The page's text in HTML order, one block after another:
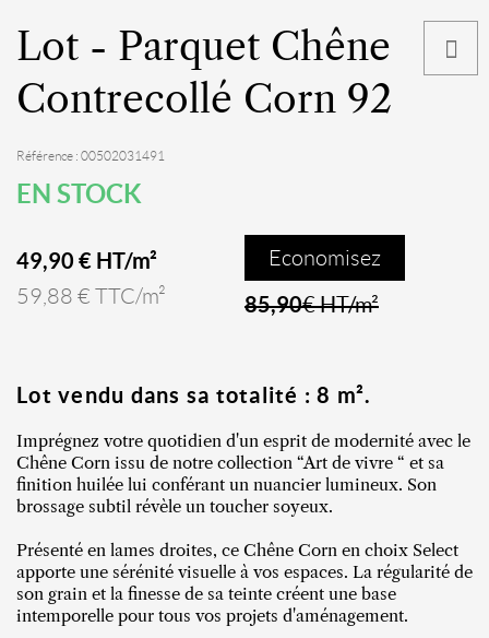
Lot - Parquet Chêne
Contrecollé Corn 92
Référence : 00502031491
EN STOCK
49,90 € HT/m²
59,88 € TTC/m² 85,90€ HT/m²
Economisez
Lot vendu dans sa totalité : 8 m².
Imprégnez votre quotidien d'un esprit de modernité avec le
Chêne Corn issu de notre collection “Art de vivre “ et sa
finition huilée lui conférant un nuancier lumineux. Son
brossage subtil révèle un toucher soyeux.
Présenté en lames droites, ce Chêne Corn en choix Select
apporte une sérénité visuelle à vos espaces. La régularité de
son grain et la finesse de sa teinte créent une base
intemporelle pour tous vos projets d'aménagement.